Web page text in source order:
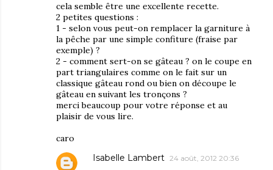
cela semble être une excellente recette.
2 petites questions :
1 - selon vous peut-on remplacer la garniture à
la pêche par une simple confiture (fraise par
exemple) ?
2 - comment sert-on se gâteau ? on le coupe en
part triangulaires comme on le fait sur un
classique gâteau rond ou bien on découpe le
gâteau en suivant les tronçons ?
merci beaucoup pour votre réponse et au
plaisir de vous lire.
caro
Isabelle Lambert 24 août, 2012 20:36